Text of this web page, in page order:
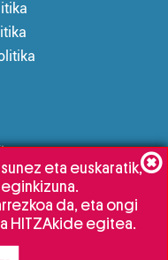
eta euskaratik,
da, eta ongi
HITZAkide egitea.